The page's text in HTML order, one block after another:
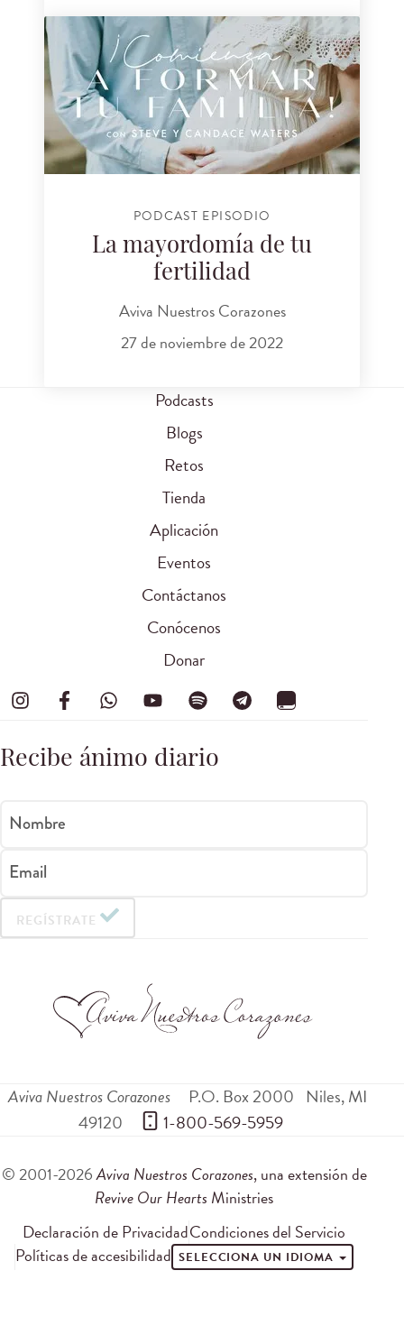
PODCAST EPISODIO
La mayordomía de tu
fertilidad
Aviva Nuestros Corazones
27 de noviembre de 2022
Podcasts
Blogs
Retos
Tienda
Aplicación
Eventos
Contáctanos
Conócenos
Donar
Recibe ánimo diario
Nombre
Email
REGÍSTRATE
Aviva Nuestros Corazones P.O. Box 2000 Niles,MI
49120
1-800-569-5959
© 2001-2026Aviva Nuestros Corazones, una extensión de
Revive Our Hearts Ministries
Declaración de PrivacidadCondiciones del Servicio
Políticas de accesibilidad SELECCIONA UN IDIOMA